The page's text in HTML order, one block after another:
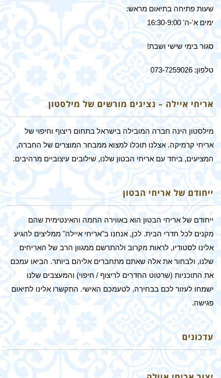
שעות פתיחה בתיאום מראש:
ימים א'-ה' 16:30-9:00
סגור בימי שישי ושבת!
טלפון: 073-7259026
אריחי איילה – נציגים מורשים של מילסטון
מילסטון הינה חברה המובילה בישראל בתחום ריצוף וחיפוי של
אריחי קרמיקה. אצלנו תוכלו למצוא ממבחר המוצרים של החברה,
המציעים, ביחד עם אריחי הבטון שלנו, שילובים עיצוביים מרהיבים.
ייחודם של אריחי הבטון
ייחודם של אריחי הבטון הוא באווירה החמה והאינטימית שהם
מקנים לכל חדרי הבית. לכן, אנחנו ב"אריחי איילה" ממליצים להגיע
אלינו לסטודיו, לראות מקרוב ולהתרשם ממגוון הרב של האריחים
שלנו, ולבחור את אלה שאתם מתחברים אליהם ביותר. הביאו עמכם
את התוכניות (שרטוט החדרים לריצוף / חיפוי) והמעצבים שלנו
ישמחו לעזור לכם בבחירה, לטעמכם האישי. התקשרו אלינו לתיאום
פגישה.
עדכונים